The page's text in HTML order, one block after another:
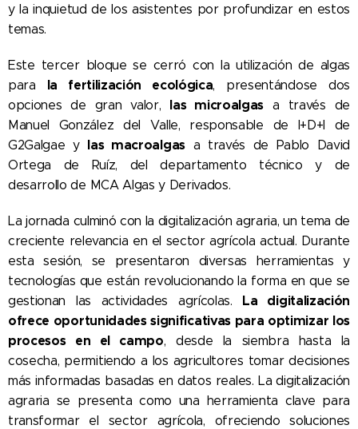
y la inquietud de los asistentes por profundizar en estos
temas.
Este tercer bloque se cerró con la utilización de algas
para la fertilización ecológica, presentándose dos
opciones de gran valor, las microalgas a través de
Manuel González del Valle, responsable de I+D+I de
G2Galgae y las macroalgasa través de Pablo David
Ortega de Ruíz, del departamento técnico y de
desarrollo de MCA Algas y Derivados.
La jornada culminó con la digitalización agraria, un tema de
creciente relevancia en el sector agrícola actual. Durante
esta sesión, se presentaron diversas herramientas y
tecnologías que están revolucionando la forma en que se
gestionan las actividades agrícolas. La digitalización
ofrece oportunidades significativas para optimizar los
procesos en el campo, desde la siembra hasta la
cosecha, permitiendo a los agricultores tomar decisiones
más informadas basadas en datos reales. La digitalización
agraria se presenta como una herramienta clave para
transformar el sector agrícola, ofreciendo soluciones